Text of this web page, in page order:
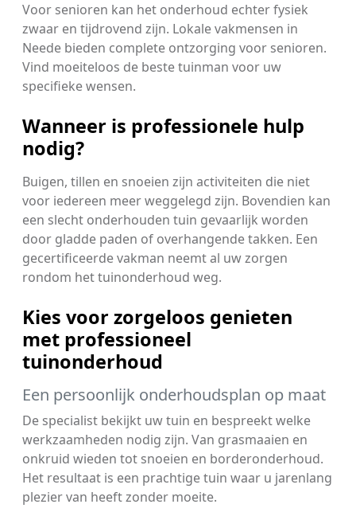
Voor senioren kan het onderhoud echter fysiek
zwaar en tijdrovend zijn. Lokale vakmensen in
Neede bieden complete ontzorging voor senioren.
Vind moeiteloos de beste tuinman voor uw
specifieke wensen.
Wanneer is professionele hulp
nodig?
Buigen, tillen en snoeien zijn activiteiten die niet
voor iedereen meer weggelegd zijn. Bovendien kan
een slecht onderhouden tuin gevaarlijk worden
door gladde paden of overhangende takken. Een
gecertificeerde vakman neemt al uw zorgen
rondom het tuinonderhoud weg.
Kies voor zorgeloos genieten
met professioneel
tuinonderhoud
Een persoonlijk onderhoudsplan op maat
De specialist bekijkt uw tuin en bespreekt welke
werkzaamheden nodig zijn. Van grasmaaien en
onkruid wieden tot snoeien en borderonderhoud.
Het resultaat is een prachtige tuin waar u jarenlang
plezier van heeft zonder moeite.